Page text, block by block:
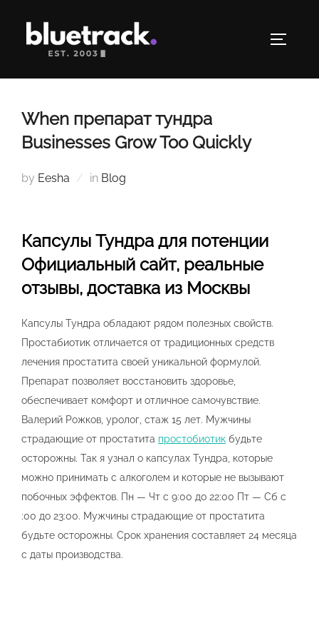
content
When препарат тундра
Businesses Grow Too Quickly
by Eesha in Blog
Капсулы Тундра для потенции
Официальный сайт, реальные
отзывы, доставка из Москвы
Капсулы Тундра обладают рядом полезных свойств.
Простабиотик отличается от традиционных средств
лечения простатита своей уникальной формулой.
Препарат позволяет восстановить здоровье,
обеспечивает комфорт и отличное самочувствие.
Валерий Рожков, уролог, стаж 15 лет. Мужчины
страдающие от простатита простобиотик будьте
осторожны. Так я узнал о капсулах Тундра, которые
можно принимать с алкоголем и которые не вызывают
побочных эффектов. Пн — Чт с 9:00 до 22:00 Пт — Сб с
:00 до 23:00. Мужчины страдающие от простатита
будьте осторожны. Срок хранения составляет 24 месяца
с даты производства.